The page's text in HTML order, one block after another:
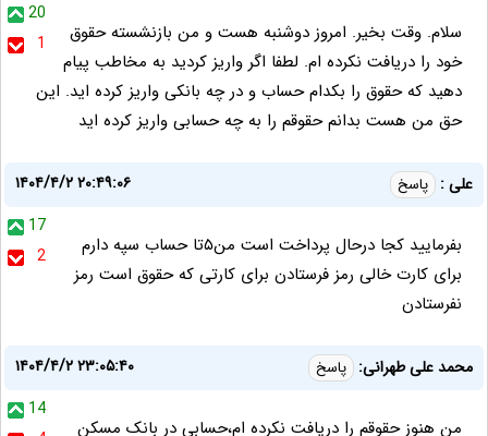
20
1
سلام. وقت بخیر. امروز دوشنبه هست و من بازنشسته حقوق
خود را دریافت نکرده ام. لطفا اگر واریز کردید به مخاطب پیام
دهید که حقوق را بکدام حساب و در چه بانکی واریز کرده اید. این
حق من هست بدانم حقوقم را به چه حسابی واریز کرده اید
علی : پاسخ
۱۴۰۴/۴/۲ ۲۰:۴۹:۰۶
17
2
بفرمایید کجا درحال پرداخت است من۵تا حساب سپه دارم
برای کارت خالی رمز فرستادن برای کارتی که حقوق است رمز
نفرستادن
محمد علی طهرانی: پاسخ
۱۴۰۴/۴/۲ ۲۳:۰۵:۴۰
14
من هنوز حقوقم را دریافت نکرده ام،حسابی در بانک مسکن